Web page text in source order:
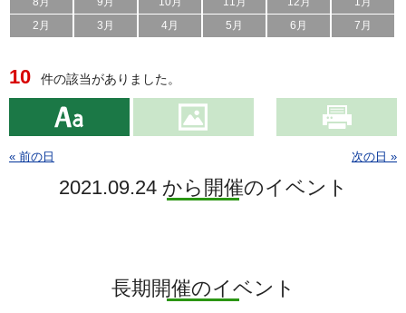
2月
3月 4月 5月 6月 7月
10 件の該当がありました。
« 前の日 次の日 »
2021.09.24 から開催のイベント
長期開催のイベント